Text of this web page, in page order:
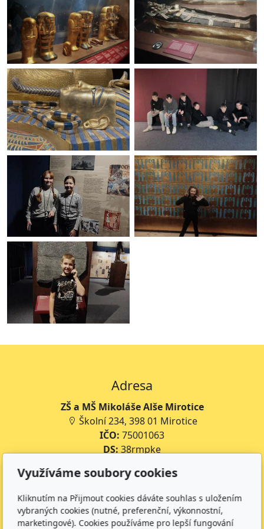
Adresa
ZŠ a MŠ Mikoláše Alše Mirotice
Školní 234, 398 01 Mirotice
IČO: 75001063
DS: 38rmpke
Číslo účtu jídelny:643227399/0800
Kontakt
Využíváme soubory cookies
Kliknutím na Přijmout cookies dáváte souhlas s uložením
vybraných cookies (nutné, preferenční, výkonnostní,
marketingové). Cookies používáme pro lepší fungování